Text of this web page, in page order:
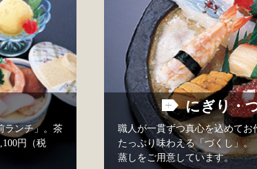
ランチ」。茶
円（税
にぎり・
職人が一貫ずつ真心を込めて
たっぷり味わえる「づくし」
蒸しをご用意しています。